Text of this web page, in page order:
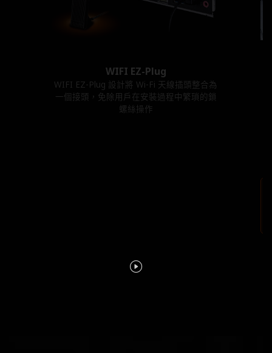
WIFI EZ-Plug
WIFI EZ-Plug 設計將 Wi-Fi 天線插頭整合為
一個接頭，免除用戶在安裝過程中繁瑣的鎖
螺絲操作